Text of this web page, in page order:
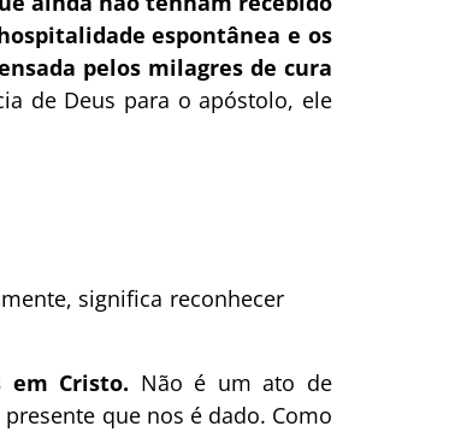
espontânea e os
pelos milagres de cura
de Deus para o apóstolo, ele
significa reconhecer
em Cristo. Não é um ato de
que nos é dado. Como